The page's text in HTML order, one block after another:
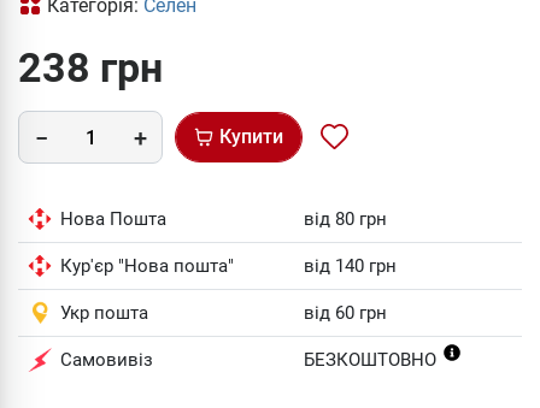
Категорія: Селен
238 грн
Купити
Нова Пошта від 80 грн
Кур'єр "Нова пошта" від 140 грн
Укр пошта від 60 грн
Самовивіз БЕЗКОШТОВНО